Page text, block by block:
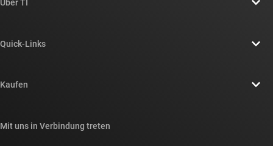
Über TI
Newsroom
Quick-Links
Querverweis-Suche
Kaufen
Mit uns in Verbindung treten